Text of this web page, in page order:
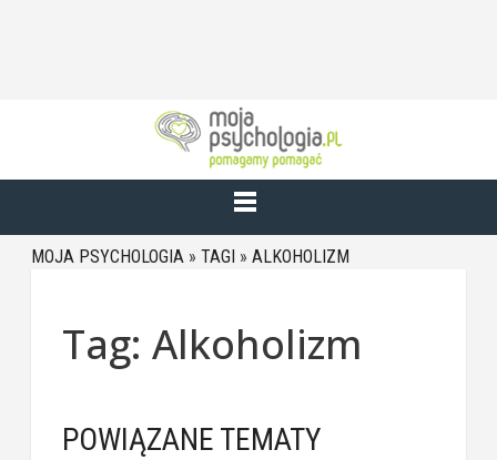
MOJA PSYCHOLOGIA » TAGI » ALKOHOLIZM
Tag: Alkoholizm
POWIĄZANE TEMATY